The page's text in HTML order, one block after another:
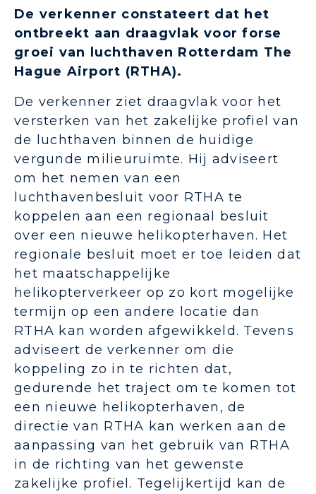
De verkenner constateert dat het
ontbreekt aan draagvlak voor forse
groei van luchthaven Rotterdam The
Hague Airport (RTHA).
De verkenner ziet draagvlak voor het
versterken van het zakelijke profiel van
de luchthaven binnen de huidige
vergunde milieuruimte. Hij adviseert
om het nemen van een
luchthavenbesluit voor RTHA te
koppelen aan een regionaal besluit
over een nieuwe helikopterhaven. Het
regionale besluit moet er toe leiden dat
het maatschappelijke
helikopterverkeer op zo kort mogelijke
termijn op een andere locatie dan
RTHA kan worden afgewikkeld. Tevens
adviseert de verkenner om die
koppeling zo in te richten dat,
gedurende het traject om te komen tot
een nieuwe helikopterhaven, de
directie van RTHA kan werken aan de
aanpassing van het gebruik van RTHA
in de richting van het gewenste
zakelijke profiel. Tegelijkertijd kan de